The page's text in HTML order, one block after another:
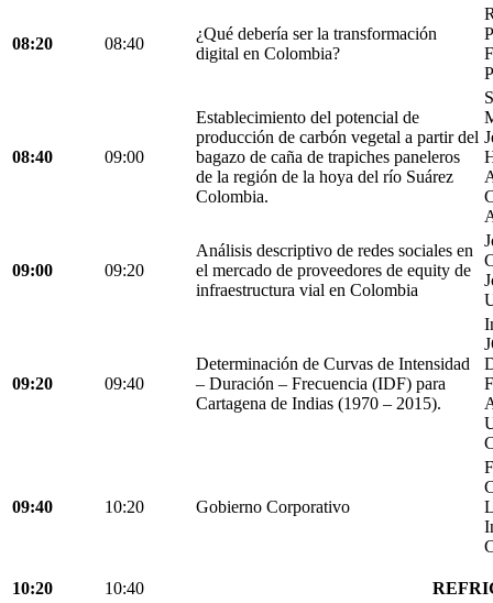
08:20 08:40
¿Qué debería ser la transformación
digital en Colombia?
08:40 09:00
Establecimiento del potencial de
producción de carbón vegetal a partir del
bagazo de caña de trapiches paneleros
de la región de la hoya del río Suárez
Colombia.
09:00 09:20
Análisis descriptivo de redes sociales en
el mercado de proveedores de equity de
infraestructura vial en Colombia
09:20 09:40
Determinación de Curvas de Intensidad
– Duración – Frecuencia (IDF) para
Cartagena de Indias (1970 – 2015).
09:40 10:20 Gobierno Corporativo
10:20 10:40